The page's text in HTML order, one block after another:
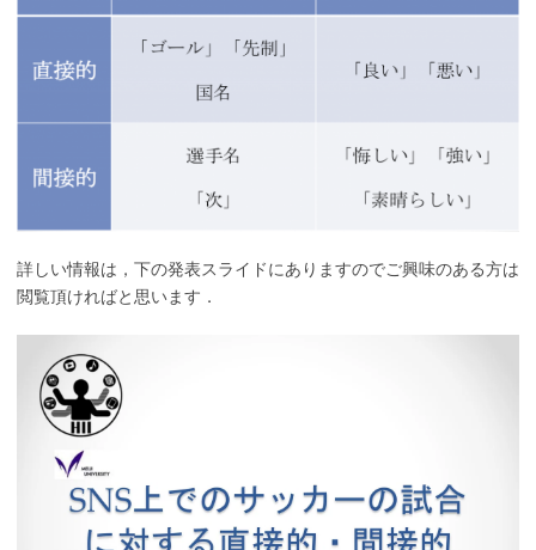
詳しい情報は，下の発表スライドにありますのでご興味のある方は
閲覧頂ければと思います．